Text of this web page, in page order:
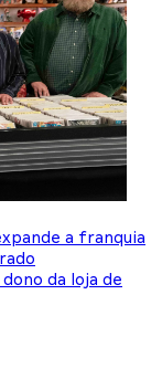
a franquia
da loja de